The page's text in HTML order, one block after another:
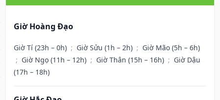
Giờ Hoàng Đạo
Giờ Tí (23h – 0h) ; Giờ Sửu (1h – 2h) ; Giờ Mão (5h – 6h)
; Giờ Ngọ (11h – 12h) ; Giờ Thân (15h – 16h) ; Giờ Dậu
(17h – 18h)